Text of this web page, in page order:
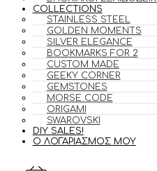
COLLECTIONS
STAINLESS STEEL
GOLDEN MOMENTS
SILVER ELEGANCE
BOOKMARKS FOR 2
CUSTOM MADE
GEEKY CORNER
GEMSTONES
MORSE CODE
ORIGAMI
SWAROVSKI
DIY SALES!
Ο ΛΟΓΑΡΙΑΣΜΟΣ ΜΟΥ